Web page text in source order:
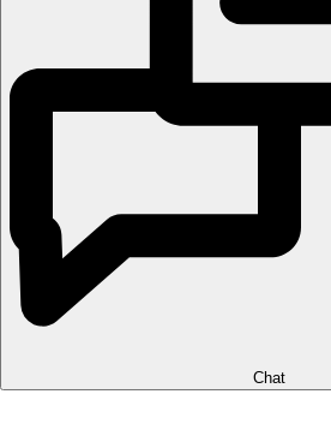
Chat